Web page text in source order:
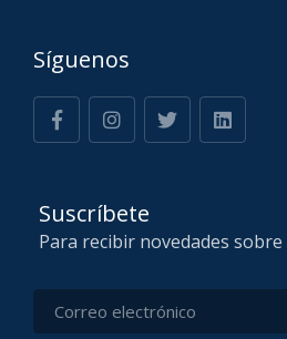
Síguenos
Suscríbete
Para recibir novedades sobre